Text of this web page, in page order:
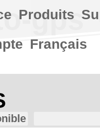
gps
Produits
Français